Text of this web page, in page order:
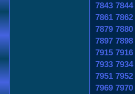
7843 7844
7861 7862
7879 7880
7897 7898
7915 7916
7933 7934
7951 7952
7969 7970